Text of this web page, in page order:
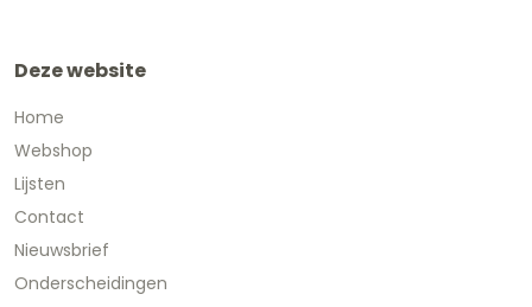
Deze website
Home
Webshop
Lijsten
Contact
Nieuwsbrief
Onderscheidingen